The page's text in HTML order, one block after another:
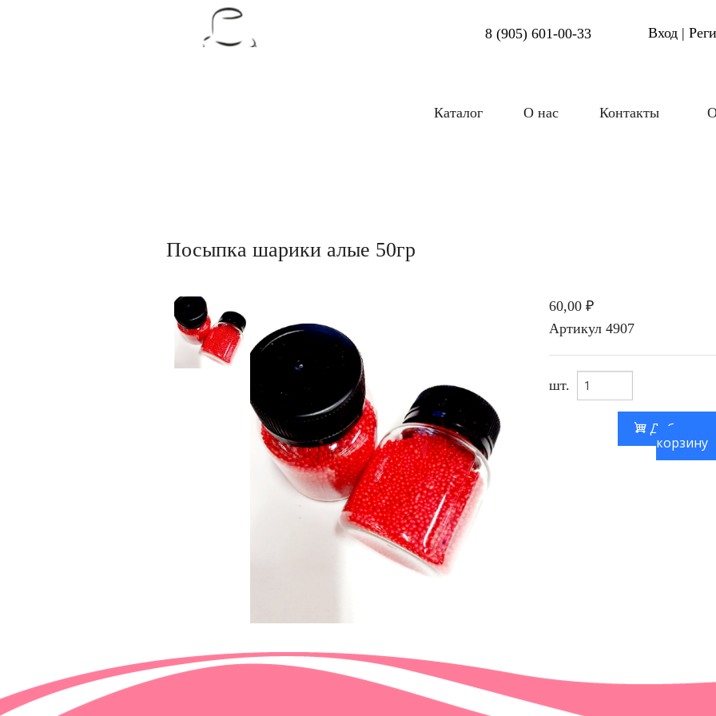
8 (905) 601-00-33 Вход |
Каталог О нас Контакты
Посыпка шарики алые 50гр
60,00 ₽
Артикул 4907
шт.
Добавить
корзину